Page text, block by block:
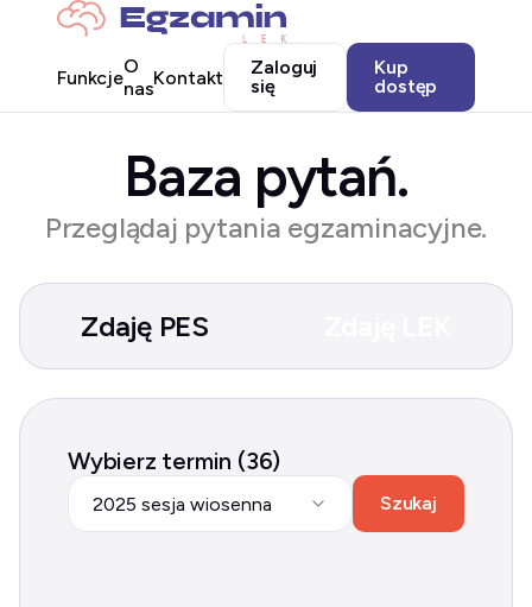
FunkcjeO
nasKontakt
Zaloguj
się
Kup
dostęp
Baza pytań.
Przeglądaj pytania egzaminacyjne.
Zdaję PES
Wybierz termin (36)
2025 sesja wiosenna Szukaj